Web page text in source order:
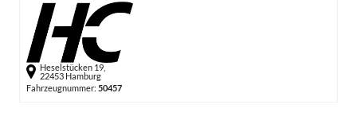
Heselstücken 19,
22453 Hamburg
Fahrzeugnummer: 50457